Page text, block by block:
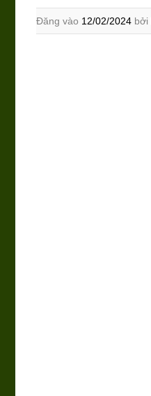
Đăng vào 12/02/2024 bởi